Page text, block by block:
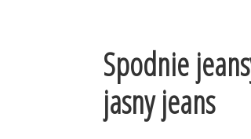
Spodnie
jasny jeans